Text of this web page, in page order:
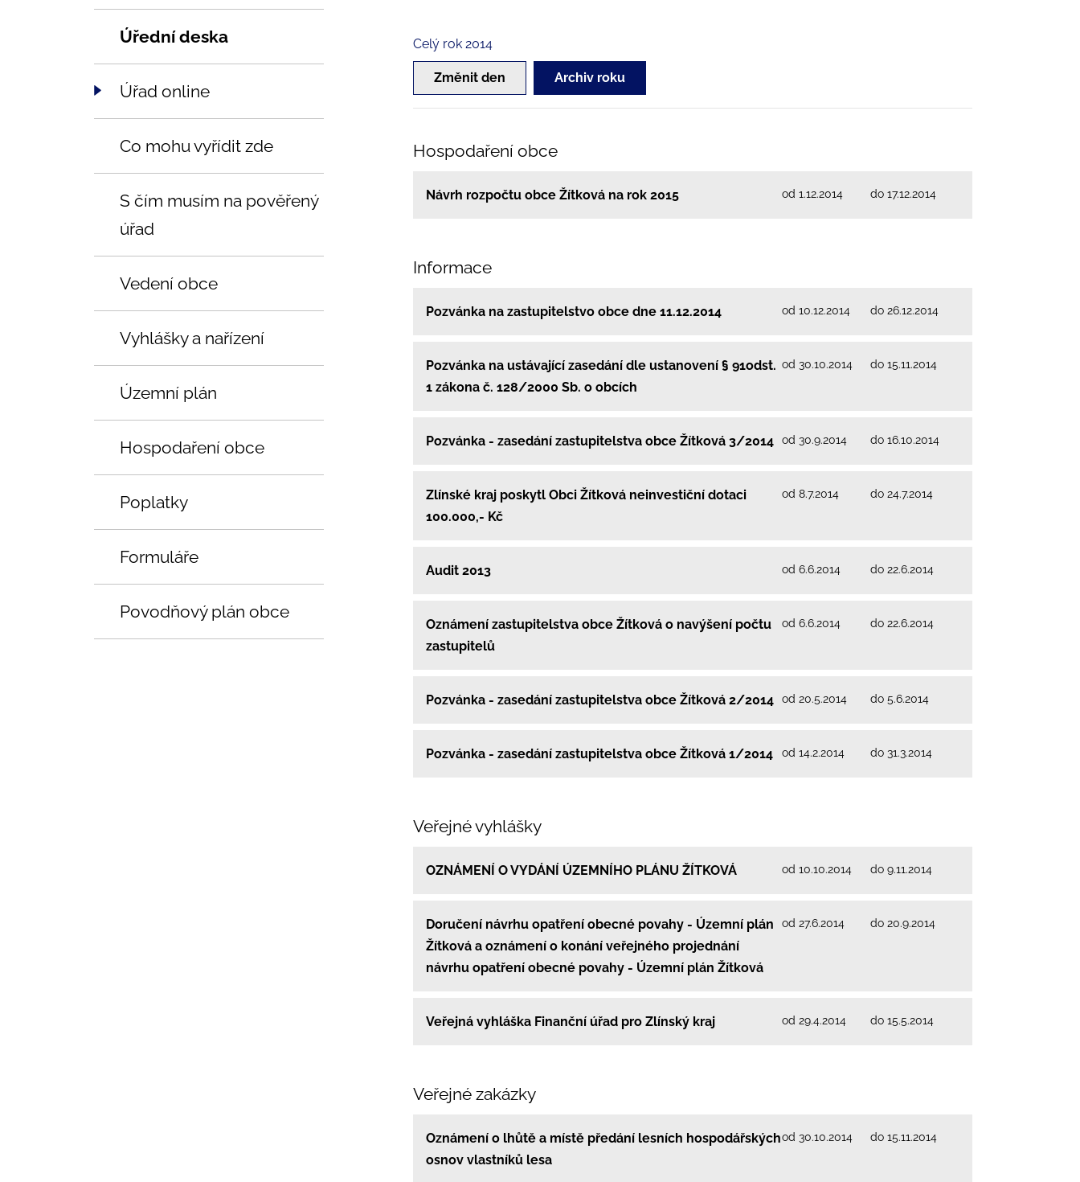
Celý rok 2014
Změnit den Archiv roku
Hospodaření obce
Návrh rozpočtu obce Žítková na rok 2015 od 1.12.2014 do 17.12.2014
Informace
Pozvánka na zastupitelstvo obce dne 11.12.2014 od 10.12.2014 do 26.12.2014
Pozvánka na ustávající zasedání dle ustanovení § 91odst.
1 zákona č. 128/2000 Sb. o obcích
od 30.10.2014 do 15.11.2014
Pozvánka - zasedání zastupitelstva obce Žítková 3/2014 od 30.9.2014 do 16.10.2014
Zlínské kraj poskytl Obci Žítková neinvestiční dotaci
100.000,- Kč
od 8.7.2014 do 24.7.2014
Audit 2013 od 6.6.2014 do 22.6.2014
Oznámení zastupitelstva obce Žítková o navýšení počtu
zastupitelů
od 6.6.2014 do 22.6.2014
Pozvánka - zasedání zastupitelstva obce Žítková 2/2014 od 20.5.2014 do 5.6.2014
Pozvánka - zasedání zastupitelstva obce Žítková 1/2014 od 14.2.2014 do 31.3.2014
Veřejné vyhlášky
OZNÁMENÍ O VYDÁNÍ ÚZEMNÍHO PLÁNU ŽÍTKOVÁ od 10.10.2014 do 9.11.2014
Doručení návrhu opatření obecné povahy - Územní plán
Žítková a oznámení o konání veřejného projednání
návrhu opatření obecné povahy - Územní plán Žítková
od 27.6.2014 do 20.9.2014
Veřejná vyhláška Finanční úřad pro Zlínský kraj od 29.4.2014 do 15.5.2014
Veřejné zakázky
Oznámení o lhůtě a místě předání lesních hospodářských
osnov vlastníků lesa
od 30.10.2014 do 15.11.2014
Úřední deska
Úřad online
Co mohu vyřídit zde
S čím musím na pověřený
úřad
Vedení obce
Vyhlášky a nařízení
Územní plán
Hospodaření obce
Poplatky
Formuláře
Povodňový plán obce